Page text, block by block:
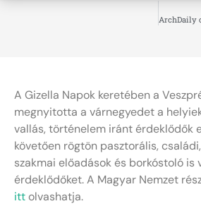
A Gizella Napok keretében a
megnyitotta a várnegyedet a
vallás, történelem iránt érdeklődők
követően rögtön pasztorális,
szakmai előadások és borkóstoló is
érdeklődőket. A Magyar Nemzet
itt olvashatja.